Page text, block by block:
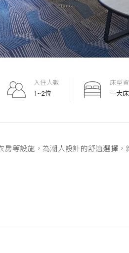
入住人數
1~2位
床型
一大
房等設施，為潮人設計的舒適選擇